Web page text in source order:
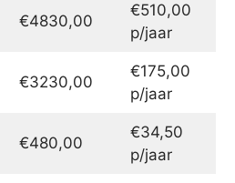
€4830,00
€510,00
p/jaar
€3230,00
€175,00
p/jaar
€480,00
€34,50
p/jaar